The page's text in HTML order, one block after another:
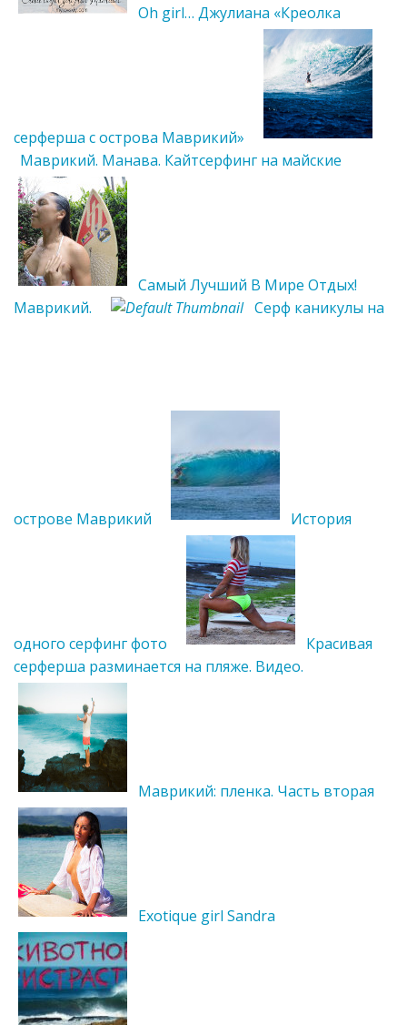
Oh girl… Джулиана «Креолка
серферша с острова Маврикий»
Маврикий. Манава. Кайтсерфинг на майские
Самый Лучший В Мире Отдых!
Маврикий.
Серф каникулы на
острове Маврикий История
одного серфинг фото
Красивая
серферша разминается на пляже. Видео.
Маврикий: пленка. Часть вторая
Exotique girl Sandra